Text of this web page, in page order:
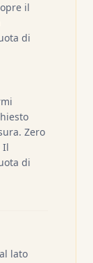
il
di
Zero
Il
di
lato